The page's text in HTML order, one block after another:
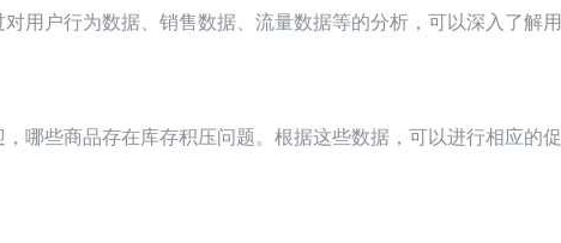
用户行为数据、销售数据、流量数据等的分析，可以深入了解用
哪些商品存在库存积压问题。根据这些数据，可以进行相应的促